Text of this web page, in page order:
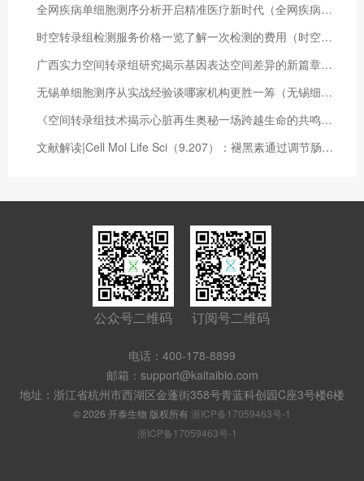
全网疾病单细胞测序分析开启精准医疗新时代（全网疾病单细胞测序分析）
时空转录组检测服务价格一览了解一次检测的费用（时空转抄）
广西实力空间转录组研究揭示基因表达空间差异的新篇章（广西空间大数据有限公司）
无锡单细胞测序从实战经验谈哪家机构更胜一筹（无锡细胞免疫治疗）
《空间转录组技术揭示心脏再生奥秘一场跨越生命的共鸣之旅》（空间转录组综述）
文献解读|Cell Mol Life Sci（9.207）：褪黑素通过调节肠道菌群次级胆汁酸代谢以缓解衰老引发的肝脏脂质代谢异常
公众号二维码 订阅号二维码
电话：400-178-8899
邮箱：support@kaitaibio.com
地址：浙江省杭州市西湖区金蓬街358号青蓝科创园C座3号楼6楼
© 2026 开泰生物 版权所有 浙ICP备17059463号-1
浙ICP备17059463号-1